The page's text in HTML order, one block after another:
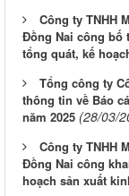
Công ty TNHH
Đồng Nai công bố
tổng quát, kế
Tổng công ty
thông tin về Báo
năm 2025 (28/03/
Công ty TNHH
Đồng Nai công
hoạch sản xuất